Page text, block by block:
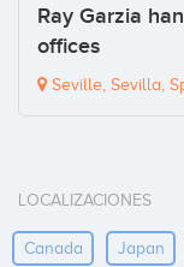
Ray Garzia
offices
Seville, Sevilla,
LOCALIZACIONES
Canada Japan